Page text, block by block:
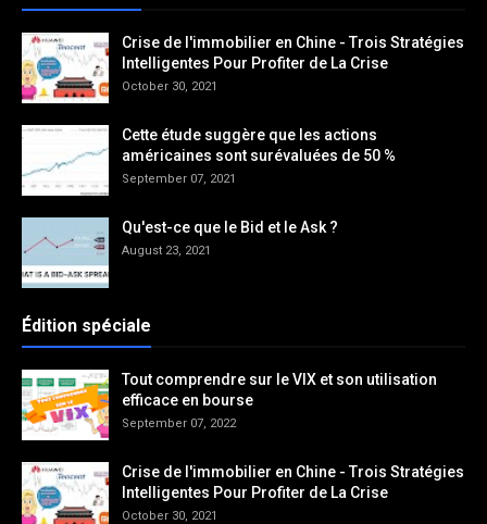
Crise de l'immobilier en Chine - Trois Stratégies
Intelligentes Pour Profiter de La Crise
October 30, 2021
Cette étude suggère que les actions
américaines sont surévaluées de 50 %
September 07, 2021
Qu'est-ce que le Bid et le Ask ?
August 23, 2021
Édition spéciale
Tout comprendre sur le VIX et son utilisation
efficace en bourse
September 07, 2022
Crise de l'immobilier en Chine - Trois Stratégies
Intelligentes Pour Profiter de La Crise
October 30, 2021